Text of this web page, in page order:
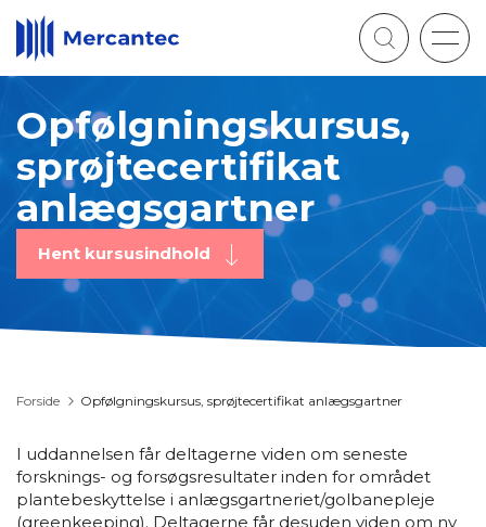
Opfølgningskursus,
sprøjtecertifikat
anlægsgartner
Hent kursusindhold
Forside Opfølgningskursus, sprøjtecertifikat anlægsgartner
I uddannelsen får deltagerne viden om seneste
forsknings- og forsøgsresultater inden for området
plantebeskyttelse i anlægsgartneriet/golbanepleje
(greenkeeping). Deltagerne får desuden viden om ny